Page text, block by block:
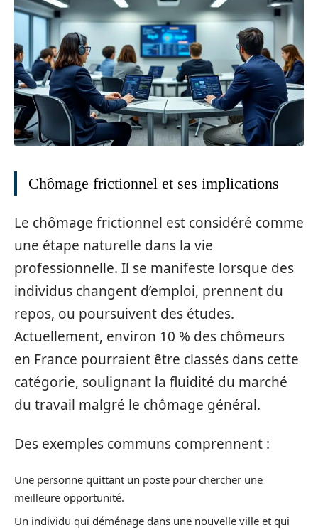
Chômage frictionnel et ses implications
Le chômage frictionnel est considéré comme
une étape naturelle dans la vie
professionnelle. Il se manifeste lorsque des
individus changent d’emploi, prennent du
repos, ou poursuivent des études.
Actuellement, environ 10 % des chômeurs
en France pourraient être classés dans cette
catégorie, soulignant la fluidité du marché
du travail malgré le chômage général.
Des exemples communs comprennent :
Une personne quittant un poste pour chercher une
meilleure opportunité.
Un individu qui déménage dans une nouvelle ville et qui